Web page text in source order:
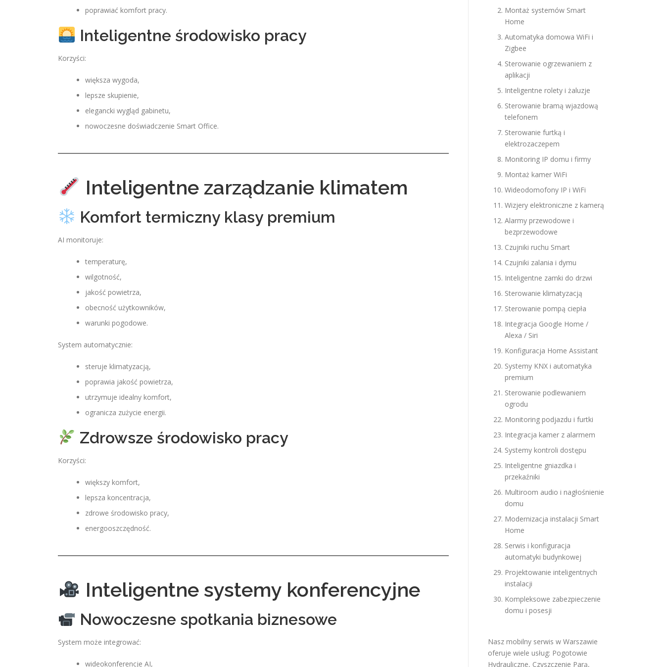
poprawiać komfort pracy.
Inteligentne środowisko pracy
Korzyści:
większa wygoda,
lepsze skupienie,
elegancki wygląd gabinetu,
nowoczesne doświadczenie Smart Office.
Inteligentne zarządzanie klimatem
Komfort termiczny klasy premium
AI monitoruje:
temperaturę,
wilgotność,
jakość powietrza,
obecność użytkowników,
warunki pogodowe.
System automatycznie:
steruje klimatyzacją,
poprawia jakość powietrza,
utrzymuje idealny komfort,
ogranicza zużycie energii.
Zdrowsze środowisko pracy
Korzyści:
większy komfort,
lepsza koncentracja,
zdrowe środowisko pracy,
energooszczędność.
Inteligentne systemy konferencyjne
Nowoczesne spotkania biznesowe
System może integrować:
wideokonferencje AI,
Montaż systemów Smart
Home
Automatyka domowa WiFi i
Zigbee
Sterowanie ogrzewaniem z
aplikacji
Inteligentne rolety i żaluzje
Sterowanie bramą wjazdową
telefonem
Sterowanie furtką i
elektrozaczepem
Monitoring IP domu i firmy
Montaż kamer WiFi
Wideodomofony IP i WiFi
Wizjery elektroniczne z kamerą
Alarmy przewodowe i
bezprzewodowe
Czujniki ruchu Smart
Czujniki zalania i dymu
Inteligentne zamki do drzwi
Sterowanie klimatyzacją
Sterowanie pompą ciepła
Integracja Google Home /
Alexa / Siri
Konfiguracja Home Assistant
Systemy KNX i automatyka
premium
Sterowanie podlewaniem
ogrodu
Monitoring podjazdu i furtki
Integracja kamer z alarmem
Systemy kontroli dostępu
Inteligentne gniazdka i
przekaźniki
Multiroom audio i nagłośnienie
domu
Modernizacja instalacji Smart
Home
Serwis i konfiguracja
automatyki budynkowej
Projektowanie inteligentnych
instalacji
Kompleksowe zabezpieczenie
domu i posesji
Nasz mobilny serwis w Warszawie
oferuje wiele usług: Pogotowie
Hydrauliczne, Czyszczenie Parą,